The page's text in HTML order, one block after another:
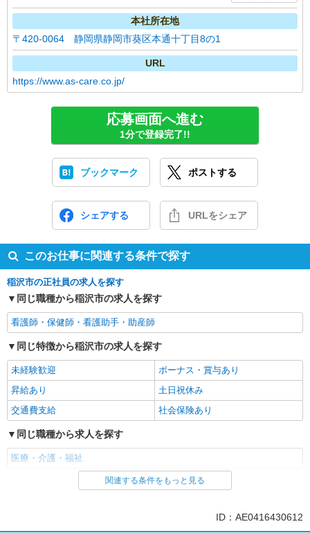
本社所在地
〒420-0064 静岡県静岡市葵区本通十丁目8の1
URL
https://www.as-care.co.jp/
応募画面へ進む
1分で登録完了!!
ブックマーク ポストする
シェアする URLをシェア
このお仕事に関連する条件で探す
稲沢市の正社員の求人を探す
同じ職種から稲沢市の求人を探す
看護師・保健師・看護助手・助産師
同じ特徴から稲沢市の求人を探す
未経験歓迎
ボーナス・賞与あり
昇給あり
土日祝休み
交通費支給
社会保険あり
同じ職種から求人を探す
医療・介護・福祉
同じ特徴から求人を探す関連する条件をもっと見る
ID：AE0416430612